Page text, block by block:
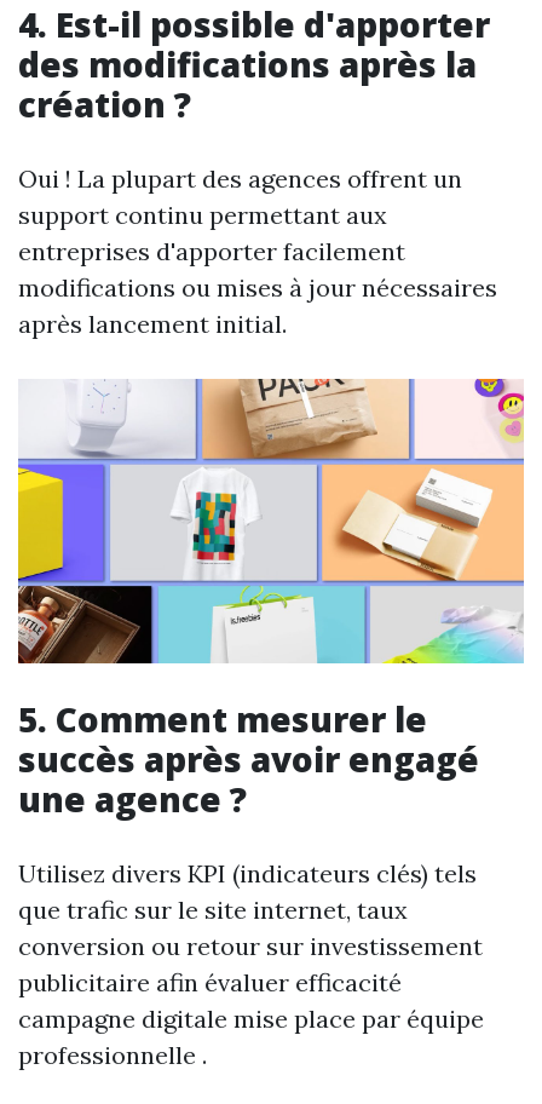
4. Est-il possible d'apporter
des modifications après la
création ?
Oui ! La plupart des agences offrent un
support continu permettant aux
entreprises d'apporter facilement
modifications ou mises à jour nécessaires
après lancement initial.
5. Comment mesurer le
succès après avoir engagé
une agence ?
Utilisez divers KPI (indicateurs clés) tels
que trafic sur le site internet, taux
conversion ou retour sur investissement
publicitaire afin évaluer efficacité
campagne digitale mise place par équipe
professionnelle .